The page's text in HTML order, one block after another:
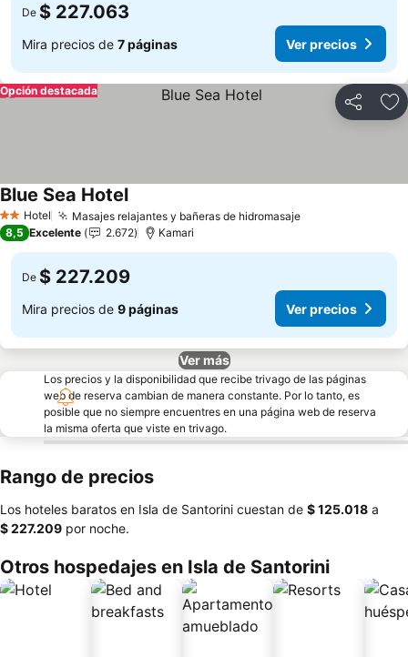
De $ 227.063
Mira precios de 7 páginas Ver precios
Compartir
Opción destacada
2 Estrellas
Hotel Masajes relajantes y bañeras de hidromasajeVer precios
Blue Sea HotelVer precios
8,5 Excelente 2.672 Kamari
De $ 227.209
Mira precios de 9 páginas Ver precios
Ver más
Los precios y la disponibilidad que recibe trivago de las páginas
web de reserva cambian de manera constante. Por lo tanto, es
posible que no siempre encuentres en una página web de reserva
la misma oferta que viste en trivago.
Rango de precios
Los hoteles baratos en Isla de Santorini cuestan de ‎$ 125.018 a
‎$ 227.209 por noche.
Otros hospedajes en Isla de Santorini